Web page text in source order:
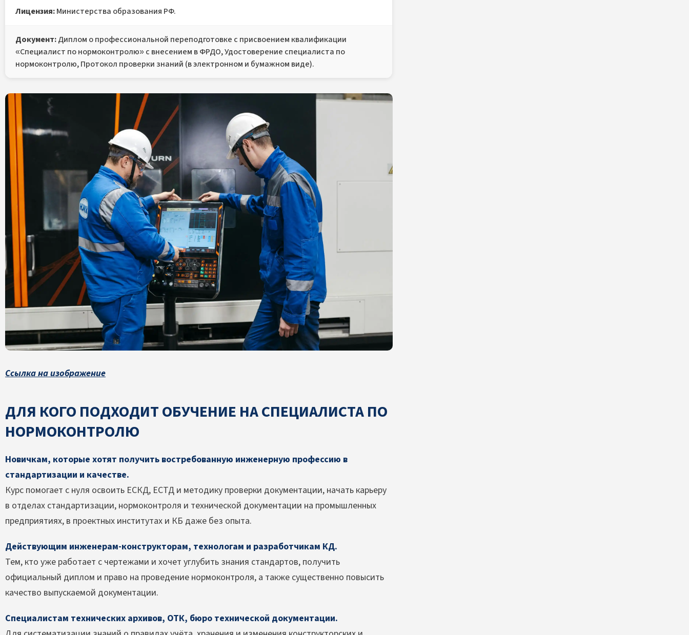
Лицензия:Министерства образования РФ.
Документ:Диплом о профессиональной переподготовке с присвоением квалификации
«Специалист по нормоконтролю» с внесением в ФРДО, Удостоверение специалиста по
нормоконтролю, Протокол проверки знаний (в электронном и бумажном виде).
Ссылка на изображение
ДЛЯ КОГО ПОДХОДИТ ОБУЧЕНИЕ НА СПЕЦИАЛИСТА ПО
НОРМОКОНТРОЛЮ
Новичкам, которые хотят получить востребованную инженерную профессию в
стандартизации и качестве.
Курс помогает с нуля освоить ЕСКД, ЕСТД и методику проверки документации, начать карьеру
в отделах стандартизации, нормоконтроля и технической документации на промышленных
предприятиях, в проектных институтах и КБ даже без опыта.
Действующим инженерам-конструкторам, технологам и разработчикам КД.
Тем, кто уже работает с чертежами и хочет углубить знания стандартов, получить
официальный диплом и право на проведение нормоконтроля, а также существенно повысить
качество выпускаемой документации.
Специалистам технических архивов, ОТК, бюро технической документации.